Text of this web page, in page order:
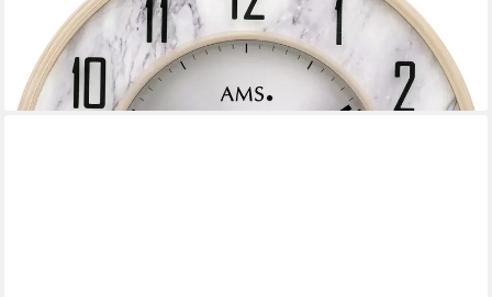
Arbeitszimmer, Marmoroptik)
89,10 € UVP 99,00 €
-10%
lieferbar - in 4-5 Werktagen bei dir